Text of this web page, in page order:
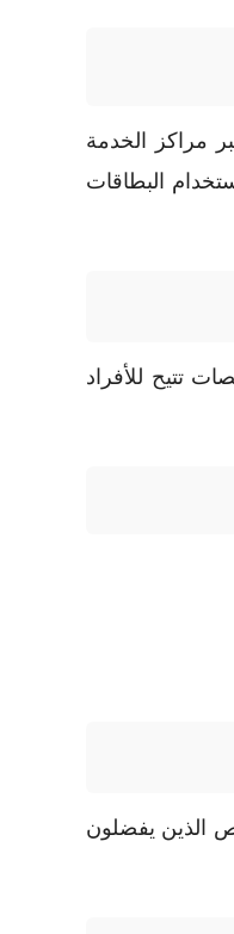
مراكز الخدمة
البطاقات
تتيح للأفراد
الذين يفضلون